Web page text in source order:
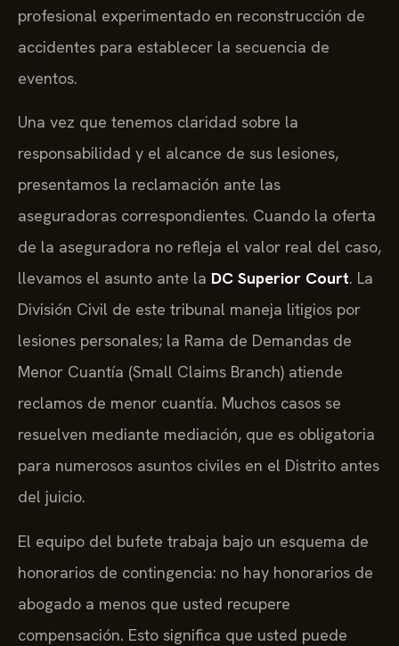
profesional experimentado en reconstrucción de
accidentes para establecer la secuencia de
eventos.
Una vez que tenemos claridad sobre la
responsabilidad y el alcance de sus lesiones,
presentamos la reclamación ante las
aseguradoras correspondientes. Cuando la oferta
de la aseguradora no refleja el valor real del caso,
llevamos el asunto ante la DC Superior Court. La
División Civil de este tribunal maneja litigios por
lesiones personales; la Rama de Demandas de
Menor Cuantía (Small Claims Branch) atiende
reclamos de menor cuantía. Muchos casos se
resuelven mediante mediación, que es obligatoria
para numerosos asuntos civiles en el Distrito antes
del juicio.
El equipo del bufete trabaja bajo un esquema de
honorarios de contingencia: no hay honorarios de
abogado a menos que usted recupere
compensación. Esto significa que usted puede